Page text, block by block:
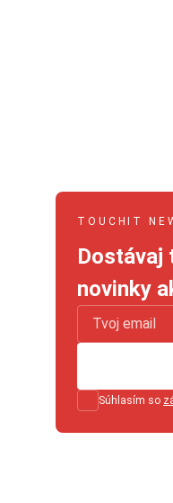
TOUCHIT
Dostávaj
novinky
Súhlasím so